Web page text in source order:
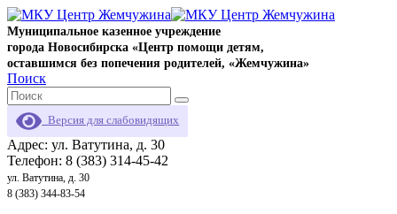
Муниципальное казенное учреждение
города Новосибирска «Центр помощи детям,
оставшимся без попечения родителей, «Жемчужина»
Поиск
Версия для слабовидящих
Адрес: ул. Ватутина, д. 30
Телефон: 8 (383) 314-45-42
ул. Ватутина, д. 30
8 (383) 344-83-54